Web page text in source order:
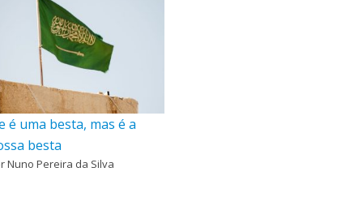
é uma besta, mas é a
besta
Nuno Pereira da Silva